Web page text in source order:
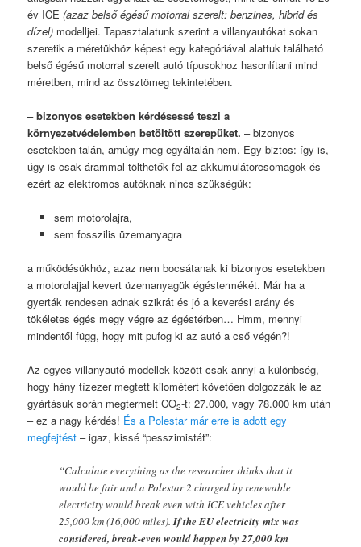
év ICE(azaz belső égésű motorral szerelt: benzines, hibrid és
dízel) modelljei. Tapasztalatunk szerint a villanyautókat sokan
szeretik a méretükhöz képest egy kategóriával alattuk található
belső égésű motorral szerelt autó típusokhoz hasonlítani mind
méretben, mind az össztömeg tekintetében.
– bizonyos esetekben kérdésessé teszi a
környezetvédelemben betöltött szerepüket. – bizonyos
esetekben talán, amúgy meg egyáltalán nem. Egy biztos: így is,
úgy is csak árammal tölthetők fel az akkumulátorcsomagok és
ezért az elektromos autóknak nincs szükségük:
sem motorolajra,
sem fosszilis üzemanyagra
a működésükhöz, azaz nem bocsátanak ki bizonyos esetekben
a motorolajjal kevert üzemanyagük égéstermékét. Már ha a
gyerták rendesen adnak szikrát és jó a keverési arány és
tökéletes égés megy végre az égéstérben… Hmm, mennyi
mindentől függ, hogy mit pufog ki az autó a cső végén?!
Az egyes villanyautó modellek között csak annyi a különbség,
hogy hány tízezer megtett kilométert követően dolgozzák le az
gyártásuk során megtermelt CO2-t: 27.000, vagy 78.000 km után
– ez a nagy kérdés! És a Polestar már erre is adott egy
megfejtést – igaz, kissé “pesszimistát”:
“Calculate everything as the researcher thinks that it
would be fair and a Polestar 2 charged by renewable
electricity would break even with ICE vehicles after
25,000 km (16,000 miles).If the EU electricity mix was
considered, break-even would happen by 27,000 km